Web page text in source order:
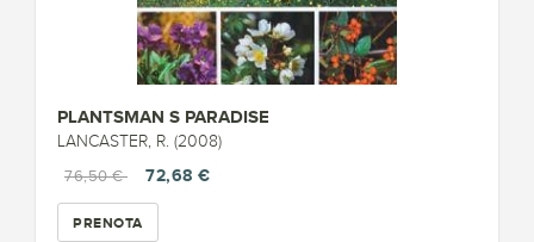
PLANTSMAN S PARADISE
LANCASTER, R. (2008)
76,50 €
72,68 €
PRENOTA